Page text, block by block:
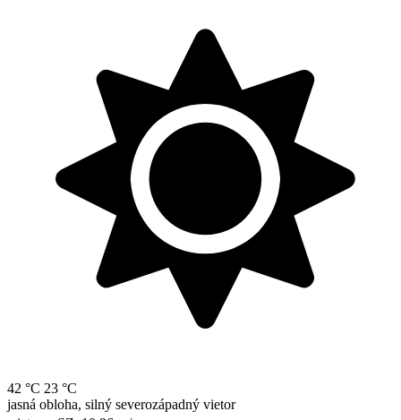
42 °C 23 °C
jasná obloha, silný severozápadný vietor